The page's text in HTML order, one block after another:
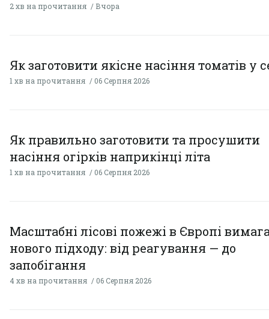
2 хв на прочитання Вчора
Як заготовити якісне насіння томатів у
1 хв на прочитання 06 Серпня 2026
Як правильно заготовити та просушити
насіння огірків наприкінці літа
1 хв на прочитання 06 Серпня 2026
Масштабні лісові пожежі в Європі
нового підходу: від реагування — до
запобігання
4 хв на прочитання 06 Серпня 2026